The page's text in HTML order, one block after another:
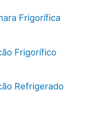
Frigorífica
Frigorífico
Refrigerado